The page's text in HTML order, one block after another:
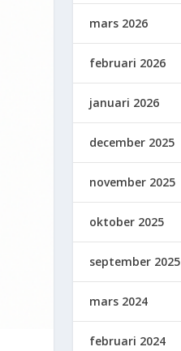
mars 2026
februari 2026
januari 2026
december 2025
november 2025
oktober 2025
september 2025
mars 2024
februari 2024